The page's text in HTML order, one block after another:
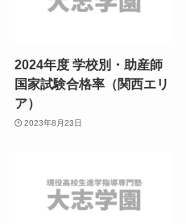
2024年度 学校別・助産師
国家試験合格率（関西エリ
ア）
2023年8月23日